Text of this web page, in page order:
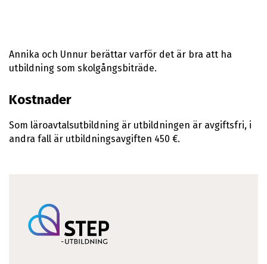
Annika och Unnur berättar varför det är bra att ha
utbildning som skolgångsbiträde.
Kostnader
Som läroavtalsutbildning är utbildningen är avgiftsfri, i
andra fall är utbildningsavgiften 450 €.